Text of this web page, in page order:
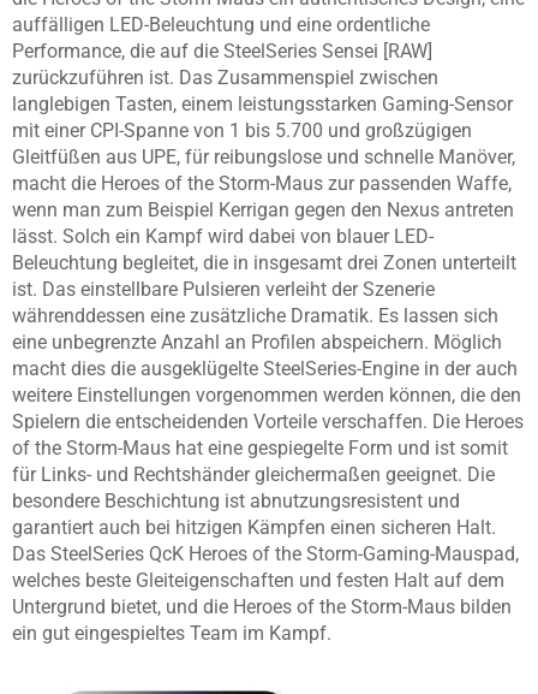
auffälligen LED-Beleuchtung und eine ordentliche
Performance, die auf die SteelSeries Sensei [RAW]
zurückzuführen ist. Das Zusammenspiel zwischen
langlebigen Tasten, einem leistungsstarken Gaming-Sensor
mit einer CPI-Spanne von 1 bis 5.700 und großzügigen
Gleitfüßen aus UPE, für reibungslose und schnelle Manöver,
macht die Heroes of the Storm-Maus zur passenden Waffe,
wenn man zum Beispiel Kerrigan gegen den Nexus antreten
lässt. Solch ein Kampf wird dabei von blauer LED-
Beleuchtung begleitet, die in insgesamt drei Zonen unterteilt
ist. Das einstellbare Pulsieren verleiht der Szenerie
währenddessen eine zusätzliche Dramatik. Es lassen sich
eine unbegrenzte Anzahl an Profilen abspeichern. Möglich
macht dies die ausgeklügelte SteelSeries-Engine in der auch
weitere Einstellungen vorgenommen werden können, die den
Spielern die entscheidenden Vorteile verschaffen. Die Heroes
of the Storm-Maus hat eine gespiegelte Form und ist somit
für Links- und Rechtshänder gleichermaßen geeignet. Die
besondere Beschichtung ist abnutzungsresistent und
garantiert auch bei hitzigen Kämpfen einen sicheren Halt.
Das SteelSeries QcK Heroes of the Storm-Gaming-Mauspad,
welches beste Gleiteigenschaften und festen Halt auf dem
Untergrund bietet, und die Heroes of the Storm-Maus bilden
ein gut eingespieltes Team im Kampf.